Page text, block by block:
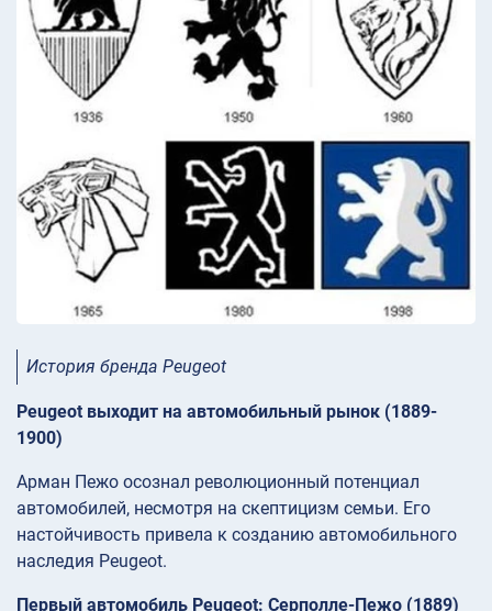
История бренда Peugeot
Peugeot выходит на автомобильный рынок (1889-
1900)
Арман Пежо осознал революционный потенциал
автомобилей, несмотря на скептицизм семьи. Его
настойчивость привела к созданию автомобильного
наследия Peugeot.
Первый автомобиль Peugeot: Серполле-Пежо (1889)